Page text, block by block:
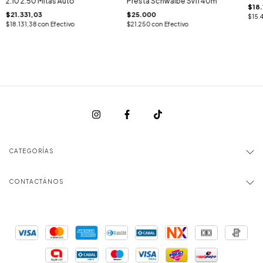
$21.331,03
$18.131,38con Efectivo
$25.000
$21.250con Efectivo
CATEGORÍAS
CONTACTÁNOS